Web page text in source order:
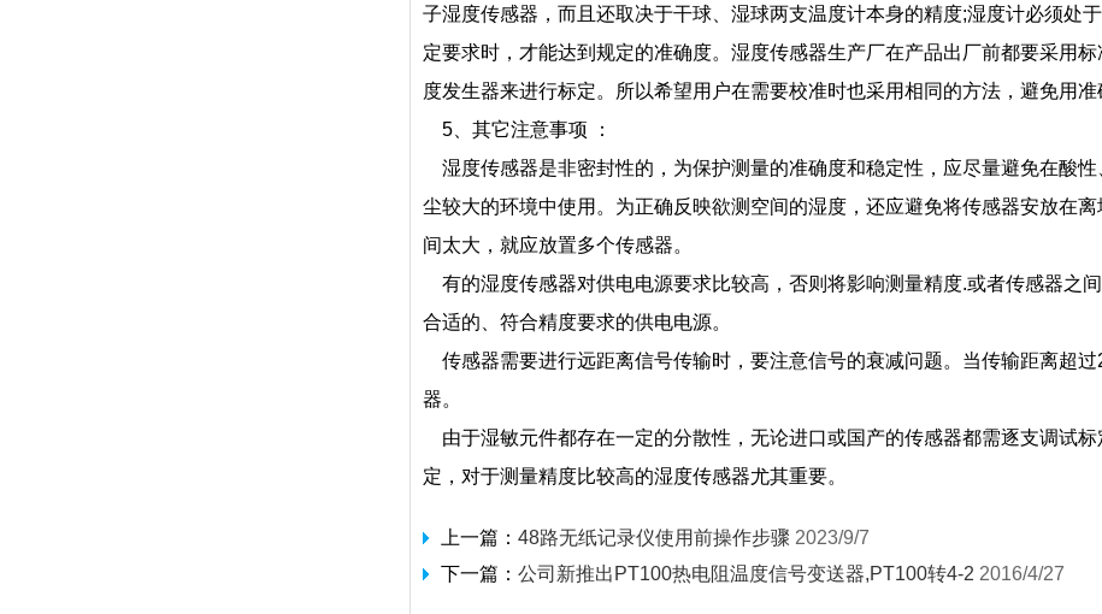
子湿度传感器，而且还取决于干球、湿球两支温度计本身的精度;湿度计必须处
定要求时，才能达到规定的准确度。湿度传感器生产厂在产品出厂前都要采用
度发生器来进行标定。所以希望用户在需要校准时也采用相同的方法，避免用
5、其它注意事项 ：
湿度传感器是非密封性的，为保护测量的准确度和稳定性，应尽量避免在酸
尘较大的环境中使用。为正确反映欲测空间的湿度，还应避免将传感器安放在
间太大，就应放置多个传感器。
有的湿度传感器对供电电源要求比较高，否则将影响测量精度.或者传感器之
合适的、符合精度要求的供电电源。
传感器需要进行远距离信号传输时，要注意信号的衰减问题。当传输距离超
器。
由于湿敏元件都存在一定的分散性，无论进口或国产的传感器都需逐支调试
定，对于测量精度比较高的湿度传感器尤其重要。
上一篇： 48路无纸记录仪使用前操作步骤 2023/9/7
下一篇： 公司新推出PT100热电阻温度信号变送器,PT100转4-2 2016/4/27